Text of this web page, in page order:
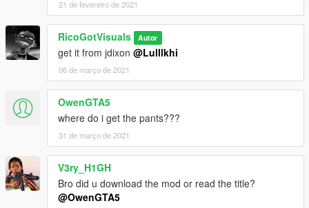
21 de fevereiro de 2021
RicoGotVisuals Autor
get it from jdixon @Lulllkhi
06 de março de 2021
OwenGTA5
where do i get the pants???
31 de março de 2021
V3ry_H1GH
Bro did u download the mod or read the title?
@OwenGTA5